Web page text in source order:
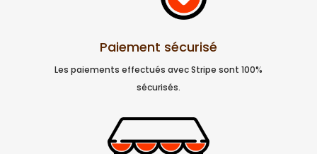
Paiement sécurisé
Les paiements effectués avec Stripe sont 100%
sécurisés.